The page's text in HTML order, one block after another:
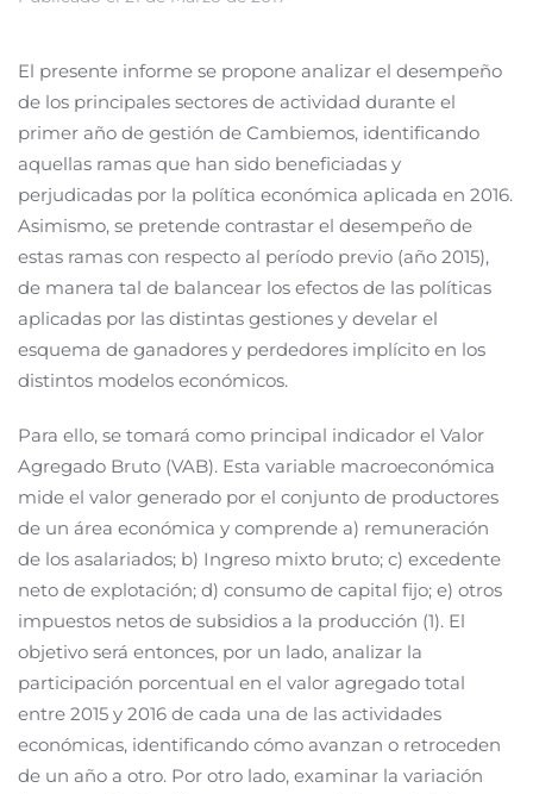
El presente informe se propone analizar el desempeño
de los principales sectores de actividad durante el
primer año de gestión de Cambiemos, identificando
aquellas ramas que han sido beneficiadas y
perjudicadas por la política económica aplicada en 2016.
Asimismo, se pretende contrastar el desempeño de
estas ramas con respecto al período previo (año 2015),
de manera tal de balancear los efectos de las políticas
aplicadas por las distintas gestiones y develar el
esquema de ganadores y perdedores implícito en los
distintos modelos económicos.
Para ello, se tomará como principal indicador el Valor
Agregado Bruto (VAB). Esta variable macroeconómica
mide el valor generado por el conjunto de productores
de un área económica y comprende a) remuneración
de los asalariados; b) Ingreso mixto bruto; c) excedente
neto de explotación; d) consumo de capital fijo; e) otros
impuestos netos de subsidios a la producción (1). El
objetivo será entonces, por un lado, analizar la
participación porcentual en el valor agregado total
entre 2015 y 2016 de cada una de las actividades
económicas, identificando cómo avanzan o retroceden
de un año a otro. Por otro lado, examinar la variación